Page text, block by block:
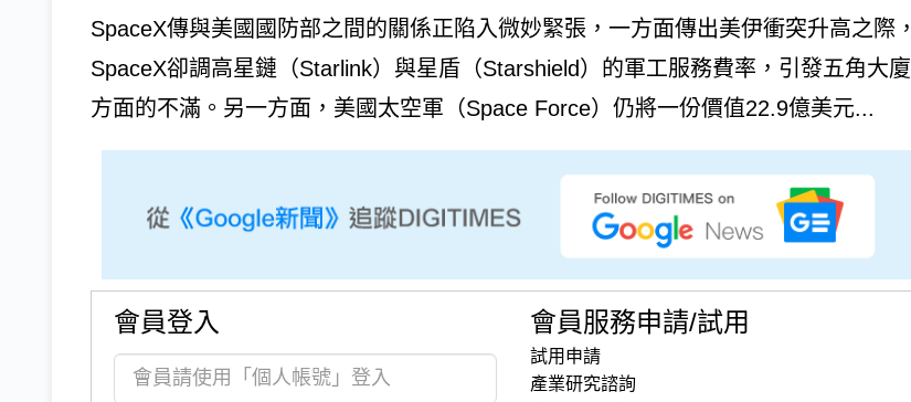
SpaceX傳與美國國防部之間的關係正陷入微妙緊張，一方面傳出美伊衝突升高之際，
SpaceX卻調高星鏈（Starlink）與星盾（Starshield）的軍工服務費率，引發五角大廈
方面的不滿。另一方面，美國太空軍（Space Force）仍將一份價值22.9億美元...
會員登入 會員服務申請/試用
試用申請
產業研究諮詢